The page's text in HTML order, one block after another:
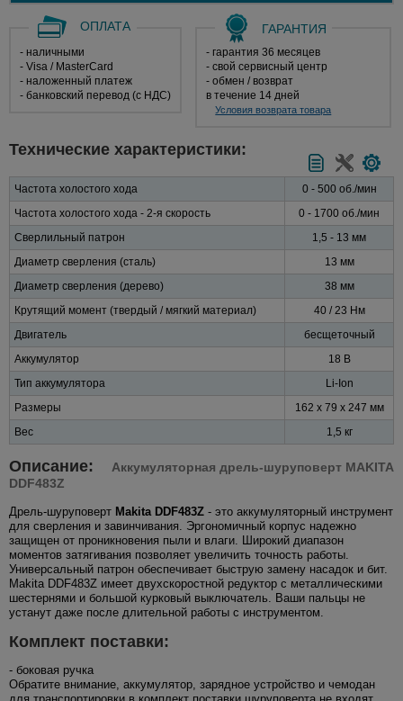
ОПЛАТА
- наличными
- Visa / MasterCard
- наложенный платеж
- банковский перевод (с НДС)
ГАРАНТИЯ
- гарантия 36 месяцев
- свой сервисный центр
- обмен / возврат
в течение 14 дней
Условия возврата товара
Технические характеристики:
Частота холостого хода
0 - 500 об./мин
Частота холостого хода - 2-я скорость
0 - 1700 об./мин
Сверлильный патрон
1,5 - 13 мм
Диаметр сверления (сталь)
13 мм
Диаметр сверления (дерево)
38 мм
Крутящий момент (твердый / мягкий материал)
40 / 23 Нм
Двигатель
бесщеточный
Аккумулятор
18 В
Тип аккумулятора
Li-Ion
Размеры
162 x 79 x 247 мм
Вес
1,5 кг
Описание:
Аккумуляторная дрель-шуруповерт MAKITA
DDF483Z
Дрель-шуруповерт Makita DDF483Z - это аккумуляторный инструмент
для сверления и завинчивания. Эргономичный корпус надежно
защищен от проникновения пыли и влаги. Широкий диапазон
моментов затягивания позволяет увеличить точность работы.
Универсальный патрон обеспечивает быструю замену насадок и бит.
Makita DDF483Z имеет двухскоростной редуктор с металлическими
шестернями и большой курковый выключатель. Ваши пальцы не
устанут даже после длительной работы с инструментом.
Комплект поставки:
- боковая ручка
Обратите внимание, аккумулятор, зарядное устройство и чемодан